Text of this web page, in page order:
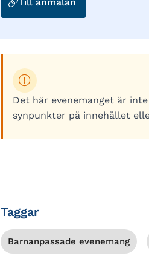
till
och
ungdom
Det här evenemanget är
synpunkter på innehållet
Taggar
Barnanpassade evenemang